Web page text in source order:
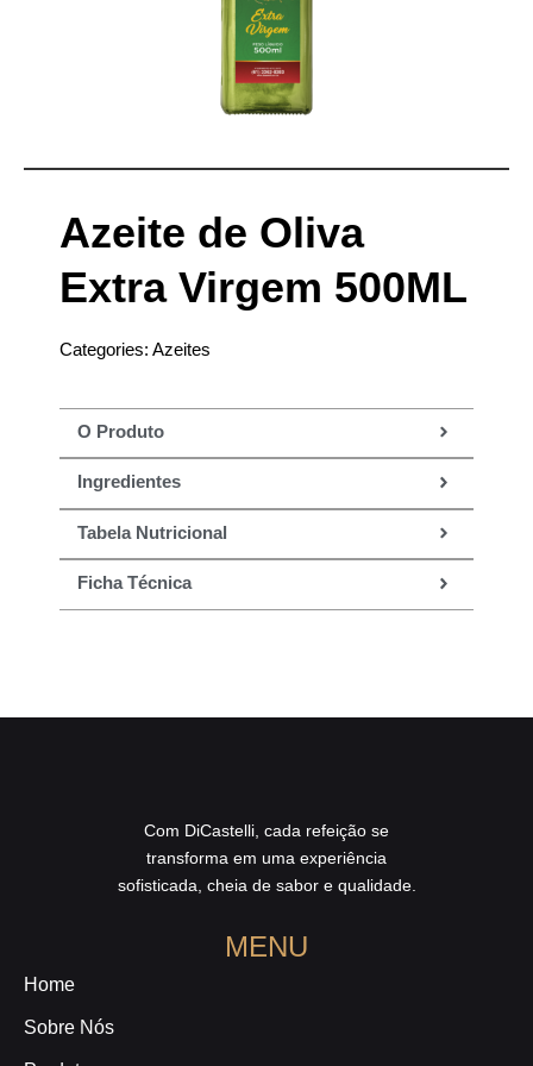
Azeite de Oliva
Extra Virgem 500ML
Categories: Azeites
O Produto
Ingredientes
Tabela Nutricional
Ficha Técnica
Com DiCastelli, cada refeição se
transforma em uma experiência
sofisticada, cheia de sabor e qualidade.
MENU
Home
Sobre Nós